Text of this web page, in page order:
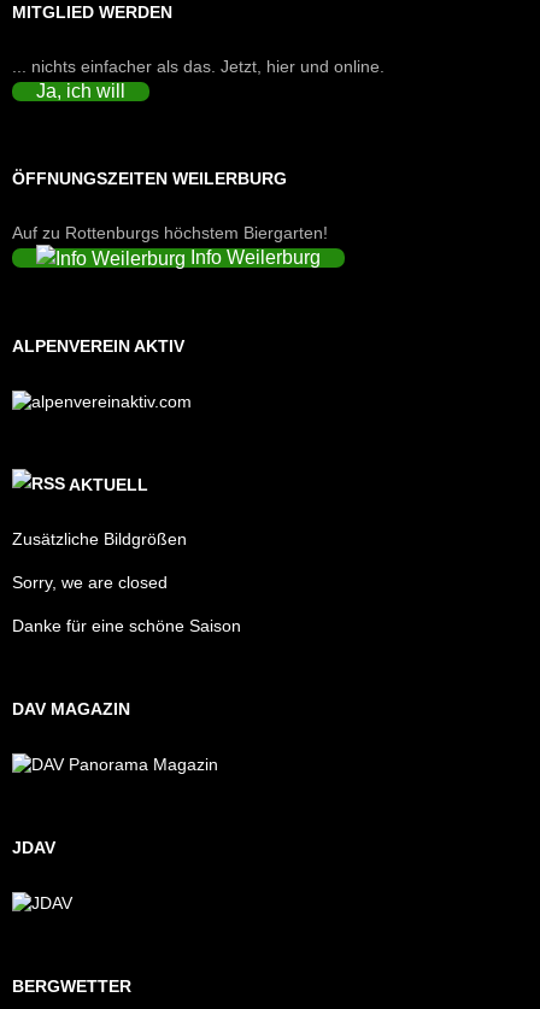
MITGLIED WERDEN
... nichts einfacher als das. Jetzt, hier und online.
Ja, ich will
ÖFFNUNGSZEITEN WEILERBURG
Auf zu Rottenburgs höchstem Biergarten!
Info Weilerburg
ALPENVEREIN AKTIV
AKTUELL
Zusätzliche Bildgrößen
Sorry, we are closed
Danke für eine schöne Saison
DAV MAGAZIN
JDAV
BERGWETTER